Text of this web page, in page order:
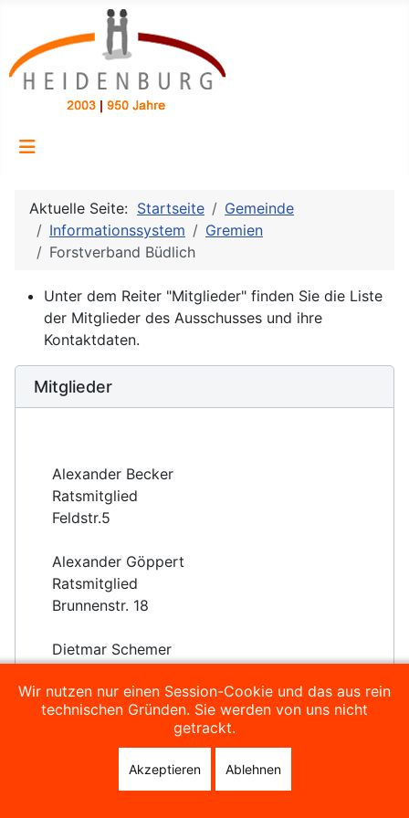
Aktuelle Seite: Startseite
Gemeinde
Informationssystem
Gremien
Forstverband Büdlich
Unter dem Reiter "Mitglieder" finden Sie die Liste
der Mitglieder des Ausschusses und ihre
Kontaktdaten.
Mitglieder
Alexander Becker
Ratsmitglied
Feldstr.5
Alexander Göppert
Ratsmitglied
Brunnenstr. 18
Dietmar Schemer
Oberstwiese 17
Wir nutzen nur einen Session-Cookie und das aus rein
technischen Gründen. Sie werden von uns nicht
getrackt.
Akzeptieren Ablehnen